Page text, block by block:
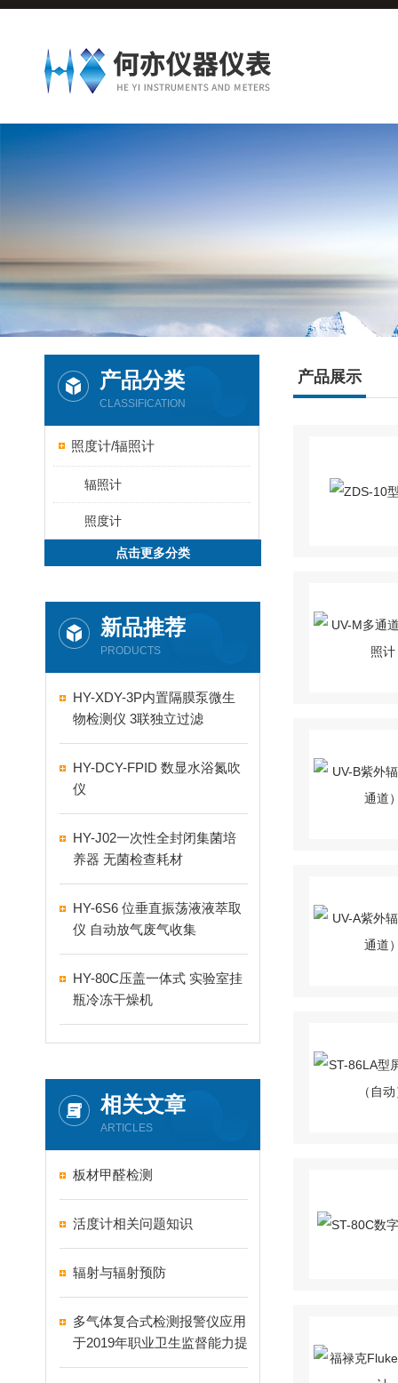
产品分类
CLASSIFICATION
照度计/辐照计
辐照计
照度计
点击更多分类
新品推荐
PRODUCTS
HY-XDY-3P内置隔膜泵微生
物检测仪 3联独立过滤
HY-DCY-FPID 数显水浴氮吹
仪
HY-J02一次性全封闭集菌培
养器 无菌检查耗材
HY-6S6 位垂直振荡液液萃取
仪 自动放气废气收集
HY-80C压盖一体式 实验室挂
瓶冷冻干燥机
相关文章
ARTICLES
板材甲醛检测
活度计相关问题知识
辐射与辐射预防
多气体复合式检测报警仪应用
于2019年职业卫生监督能力提
升设备采购项目
产品展示